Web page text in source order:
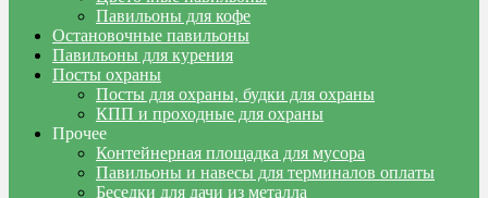
Павильоны для кофе
Остановочные павильоны
Павильоны для курения
Посты охраны
Посты для охраны, будки для охраны
КПП и проходные для охраны
Прочее
Контейнерная площадка для мусора
Павильоны и навесы для терминалов оплаты
Беседки для дачи из металла